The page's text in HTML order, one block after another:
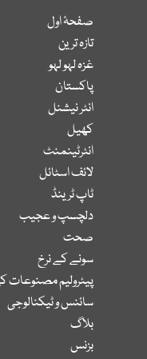
صفحۂ اول
تازہ ترین
غزہ لہو لہو
پاکستان
انٹر نیشنل
کھیل
انٹرٹینمنٹ
لائف اسٹائل
ٹاپ ٹرینڈ
دلچسپ و عجیب
صحت
سونے کے نرخ
پیٹرولیم مصنوعات
سائنس و ٹیکنالوجی
بلاگ
بزنس